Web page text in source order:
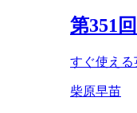
第351
すぐ使える
柴原早苗